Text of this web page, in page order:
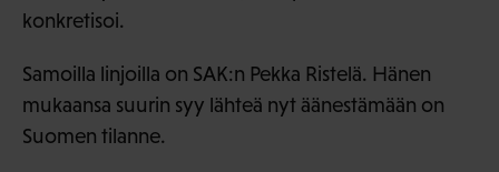
konkretisoi.
Samoilla linjoilla on SAK:n Pekka Ristelä. Hänen
mukaansa suurin syy lähteä nyt äänestämään on
Suomen tilanne.